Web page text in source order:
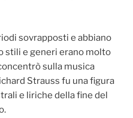
sovrapposti e abbiano
stili e generi erano molto
sulla musica
Strauss fu una figura
e liriche della fine del